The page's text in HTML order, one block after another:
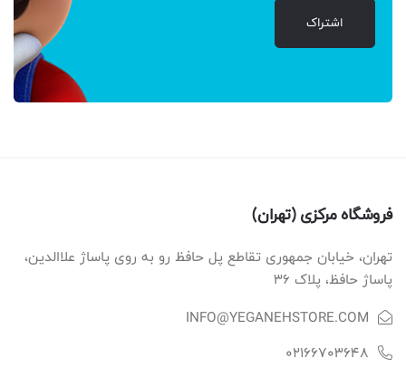
اشتراک
فروشگاه مرکزی (تهران)
تهران، خیابان جمهوری تقاطع پل حافظ رو به روی پاساژ علاالدین،
پاساژ حافظ، پلاک ۳۶
INFO@YEGANEHSTORE.COM
02166703648